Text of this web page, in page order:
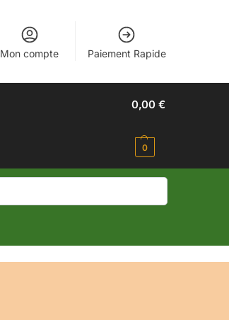
Mon compte Paiement Rapide
0,00€
0